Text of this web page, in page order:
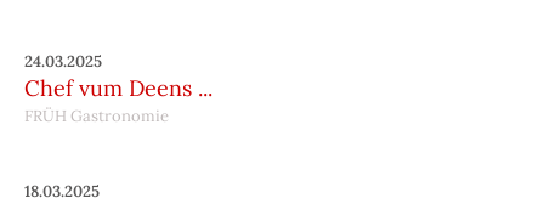
24.03.2025
Chef vum Deens ...
FRÜH Gastronomie
18.03.2025